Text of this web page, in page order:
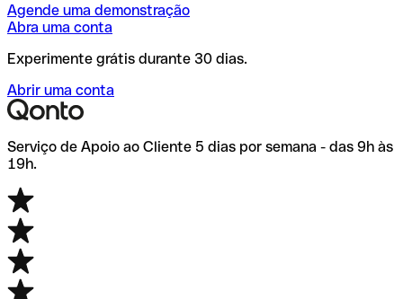
Agende uma demonstração
Abra uma conta
Experimente grátis durante 30 dias.
Abrir uma conta
Serviço de Apoio ao Cliente 5 dias por semana - das 9h às
19h.